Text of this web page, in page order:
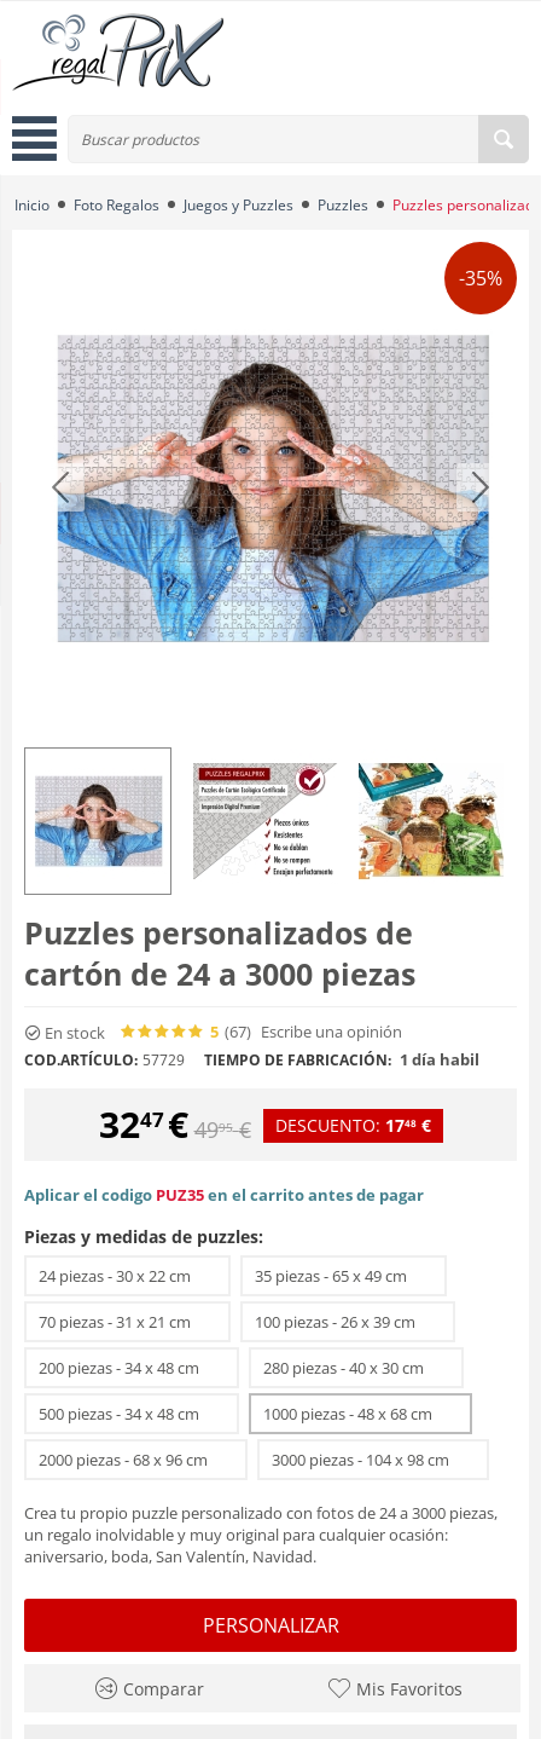
Inicio Foto Regalos Juegos y Puzzles Puzzles Puzzles
-35%
Puzzles personalizados de
cartón de 24 a 3000 piezas
En stock 5 (67) Escribe una opinión
COD.ARTÍCULO: 57729 TIEMPO DE FABRICACIÓN: 1 día habil
3247€ 4995 € DESCUENTO: 1748 €
Aplicar el codigo PUZ35en el carrito antes de pagar
Piezas y medidas de puzzles:
24 piezas - 30 x 22 cm 35 piezas - 65 x 49 cm
70 piezas - 31 x 21 cm 100 piezas - 26 x 39 cm
200 piezas - 34 x 48 cm 280 piezas - 40 x 30 cm
500 piezas - 34 x 48 cm 1000 piezas - 48 x 68 cm
2000 piezas - 68 x 96 cm 3000 piezas - 104 x 98 cm
Crea tu propio puzzle personalizado con fotos de 24 a 3000 piezas,
un regalo inolvidable y muy original para cualquier ocasión:
aniversario, boda, San Valentín, Navidad.
PERSONALIZAR
Comparar Mis Favoritos